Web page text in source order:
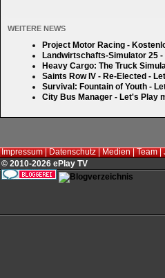
WEITERE NEWS
Project Motor Racing -
Landwirtschafts-Simulator 25
Heavy Cargo: The Truck
Saints Row IV - Re-Elected -
Survival: Fountain of Youth -
City Bus Manager - Let's Play
Impressum|Datenschutz|Medien|Team|
© 2010-2026 ePlay TV